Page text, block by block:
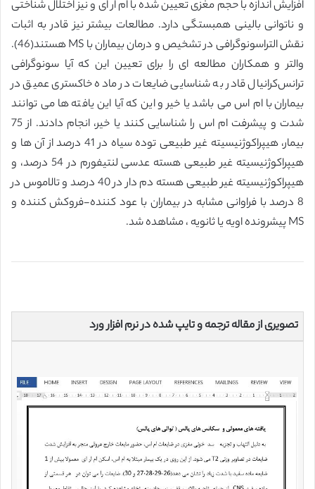
افزایش اندازه با حجم مغزی تعیین شده با ام ار ای و نیز اختلال شناختی
و ناتوانی بالینی همبستگی دارد. مطالعات بیشتر نیز قادر به اثبات
نقش التراسونوگرافی در تشخیص و درمان بیماران با MS هستند(46).
والتر و همکاران مطالعه ای را برای تعیین این که آیا سونوگرافی
ترانس‌کرانیال قادر به شناسایی ضایعات در ماده خاکستری عمیق در
بیماران با ام اس می باشد یا خیر و این که آیا این یافته ها می توانند
شدت و پیشرفت ام اس را شناسایی کنند یا خیر، انجام دادند. از 75
بیمار، هیپراکوژنیسیته غیر طبیعی توده سیاه در 41 درصد از آن ها و
هیپراکوژنیسیته غیر طبیعی هسته عدسی لنتیفورم در 54 درصد، و
هیپراکوژنیسیته غیر طبیعی هسته دم دار در 40 درصد و تالاموس در
8 درصد با فراوانی مشابه در بیماران با عود کننده-فروکش کننده و
MS پیشرونده اویه یا ثانویه ، مشاهده شد.
تصویری از مقاله ترجمه و تایپ شده در نرم افزار ورد